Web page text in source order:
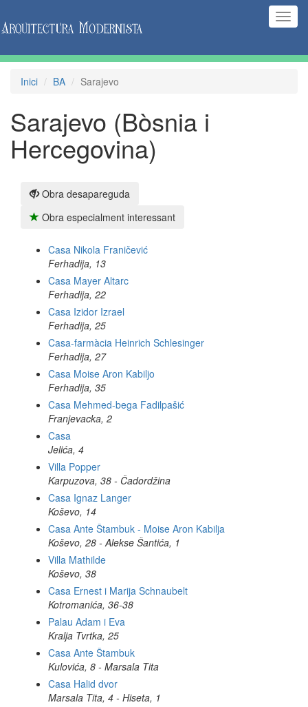
Inici BA Sarajevo
Sarajevo (Bòsnia i
Hercegovina)
Obra desapareguda
Obra especialment interessant
Casa Nikola Franičević
Ferhadija, 13
Casa Mayer Altarc
Ferhadija, 22
Casa Izidor Izrael
Ferhadija, 25
Casa-farmàcia Heinrich Schlesinger
Ferhadija, 27
Casa Moise Aron Kabiljo
Ferhadija, 35
Casa Mehmed-bega Fadilpašić
Franjevacka, 2
Casa
Jelića, 4
Villa Popper
Karpuzova, 38 - Čadordžina
Casa Ignaz Langer
Koševo, 14
Casa Ante Štambuk - Moise Aron Kabilja
Koševo, 28 - Alekse Šantića, 1
Villa Mathilde
Koševo, 38
Casa Ernest i Marija Schnaubelt
Kotromanića, 36-38
Palau Adam i Eva
Kralja Tvrtka, 25
Casa Ante Štambuk
Kulovića, 8 - Marsala Tita
Casa Halid dvor
Marsala Tita, 4 - Hiseta, 1